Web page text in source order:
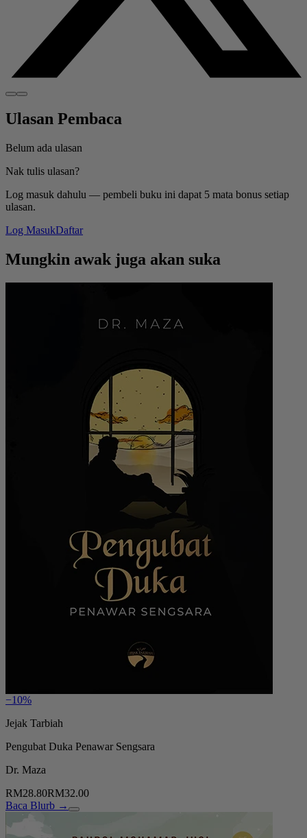
Ulasan Pembaca
Belum ada ulasan
Nak tulis ulasan?
Log masuk dahulu — pembeli buku ini dapat 5 mata bonus setiap
ulasan.
Log MasukDaftar
Mungkin awak juga akan suka
−10%
Jejak Tarbiah
Pengubat Duka Penawar Sengsara
Dr. Maza
RM28.80RM32.00
Baca Blurb →